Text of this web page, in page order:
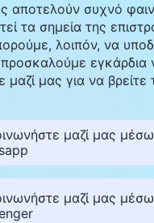
αποτελούν συχνό
τα σημεία της
λοιπόν, να
εγκάρδια
μαζί μας για να βρείτε
μαζί μας μέσω
μαζί μας μέσω